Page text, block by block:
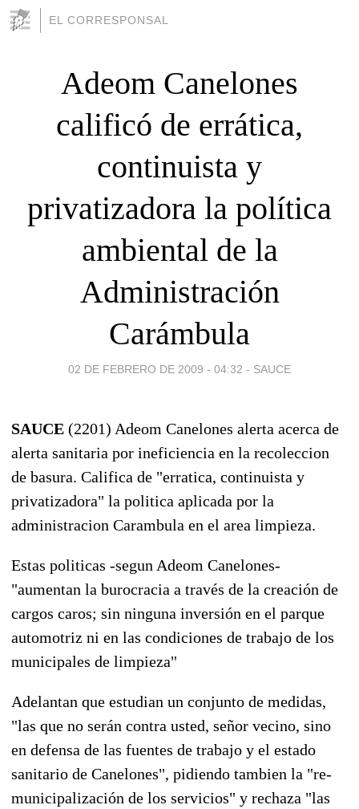
EL CORRESPONSAL
Adeom Canelones
calificó de errática,
continuista y
privatizadora la política
ambiental de la
Administración
Carámbula
02 DE FEBRERO DE 2009 - 04:32 - SAUCE
SAUCE (2201) Adeom Canelones alerta acerca de
alerta sanitaria por ineficiencia en la recoleccion
de basura. Califica de "erratica, continuista y
privatizadora" la politica aplicada por la
administracion Carambula en el area limpieza.
Estas politicas -segun Adeom Canelones-
"aumentan la burocracia a través de la creación de
cargos caros; sin ninguna inversión en el parque
automotriz ni en las condiciones de trabajo de los
municipales de limpieza"
Adelantan que estudian un conjunto de medidas,
"las que no serán contra usted, señor vecino, sino
en defensa de las fuentes de trabajo y el estado
sanitario de Canelones", pidiendo tambien la "re-
municipalización de los servicios" y rechaza "las